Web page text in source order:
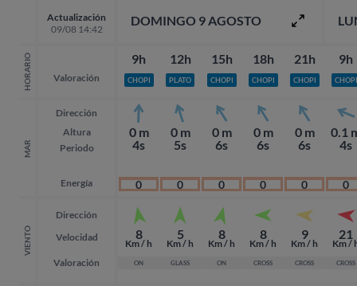
Actualización
09/08 14:42
HORARIO Valoración
MAR
Dirección
Altura
Periodo
Energía
VIENTO
Dirección
Velocidad
Valoración
DOMINGO 9 AGOSTO
9h
CHOPI
0 m
4s
0
8
Km / h
ON
12h
PLATO
0 m
5s
0
5
Km / h
GLASS
15h
CHOPI
0 m
6s
0
8
Km / h
ON
18h
CHOPI
0 m
6s
0
8
Km / h
CROSS
21h
CHOPI
0 m
6s
0
9
Km / h
CROSS
9h
CHOPI
0.1
4s
0
21
Km /
CROSS